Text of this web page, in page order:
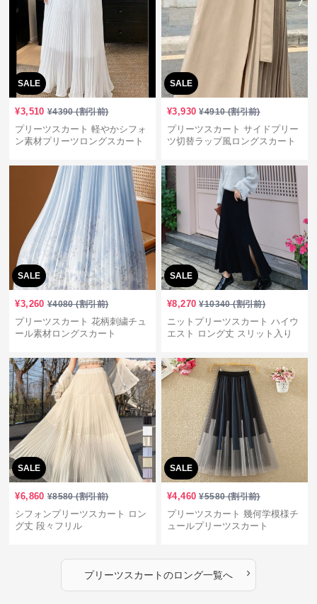
SALE
¥3,510 ¥4390(割引前)
プリーツスカート 軽やかシフォ
ン素材プリーツロングスカート
SALE
¥3,930 ¥4910(割引前)
プリーツスカート サイドプリー
ツ切替ラップ風ロングスカート
SALE
¥3,260 ¥4080(割引前)
プリーツスカート 花柄刺繍チュ
ール素材ロングスカート
SALE
¥8,270 ¥10340(割引前)
ニットプリーツスカート ハイウ
エスト ロング丈 スリット入り
SALE
¥6,860 ¥8580(割引前)
シフォンプリーツスカート ロン
グ丈 段々フリル
SALE
¥4,460 ¥5580(割引前)
プリーツスカート 幾何学模様チ
ュールプリーツスカート
プリーツスカートのロング一覧へ ›